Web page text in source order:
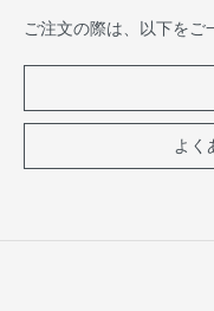
ご注文の際は、以下をご
よく